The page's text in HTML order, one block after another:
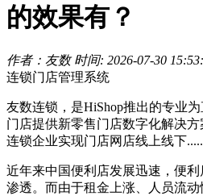
的效果有？
作者：友数 时间: 2026-07-30
连锁门店管理系统
友数连锁，是HiShop推出的专业
门店提供新零售门店数字化解决
连锁企业实现门店网店线上线下
近年来中国便利店发展迅速，便
渗透。而由于租金上涨、人员流